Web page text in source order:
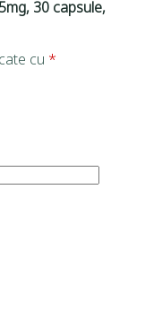
30 capsule,
cu *